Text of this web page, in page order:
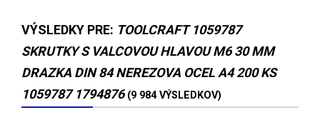
VÝSLEDKY PRE: TOOLCRAFT 1059787
SKRUTKY S VALCOVOU HLAVOU M6 30 MM
DRAZKA DIN 84 NEREZOVA OCEL A4 200 KS
1059787 1794876 (9 984 VÝSLEDKOV)